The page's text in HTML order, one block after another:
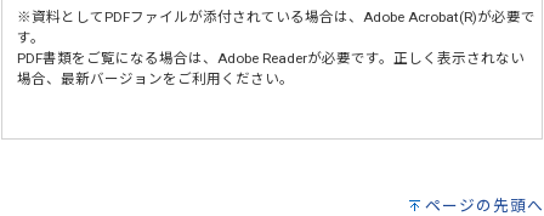
※資料としてPDFファイルが添付されている場合は、Adobe Acrobat(R)が必要で
す。
PDF書類をご覧になる場合は、Adobe Readerが必要です。正しく表示されない
場合、最新バージョンをご利用ください。
ページの先頭へ